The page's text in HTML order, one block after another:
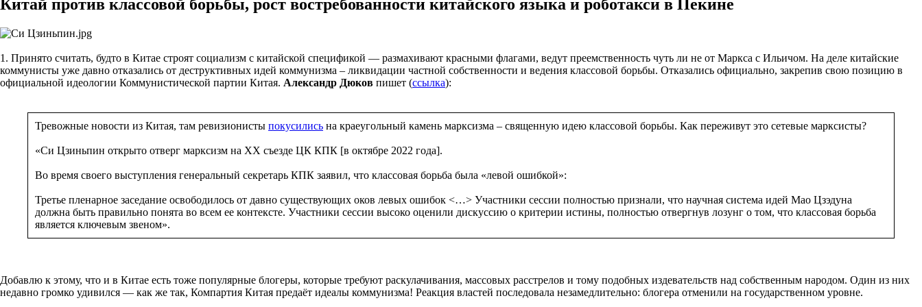
Китай против классовой борьбы, рост востребованности китайского языка и роботакси в Пекине
1. Принято считать, будто в Китае строят социализм с китайской спецификой — размахивают красными флагами, ведут преемственность чуть ли не от Маркса с Ильичом. На деле китайские
коммунисты уже давно отказались от деструктивных идей коммунизма – ликвидации частной собственности и ведения классовой борьбы. Отказались официально, закрепив свою позицию в
официальной идеологии Коммунистической партии Китая. Александр Дюков пишет (ссылка):
Тревожные новости из Китая, там ревизионисты покусились на краеугольный камень марксизма – священную идею классовой борьбы. Как переживут это сетевые марксисты?
«Си Цзиньпин открыто отверг марксизм на ХХ съезде ЦК КПК [в октябре 2022 года].
Во время своего выступления генеральный секретарь КПК заявил, что классовая борьба была «левой ошибкой»:
Третье пленарное заседание освободилось от давно существующих оков левых ошибок <…> Участники сессии полностью признали, что научная система идей Мао Цзэдуна
должна быть правильно понята во всем ее контексте. Участники сессии высоко оценили дискуссию о критерии истины, полностью отвергнув лозунг о том, что классовая борьба
является ключевым звеном».
Добавлю к этому, что и в Китае есть тоже популярные блогеры, которые требуют раскулачивания, массовых расстрелов и тому подобных издевательств над собственным народом. Один из них
недавно громко удивился — как же так, Компартия Китая предаёт идеалы коммунизма! Реакция властей последовала незамедлительно: блогера отменили на государственном уровне.